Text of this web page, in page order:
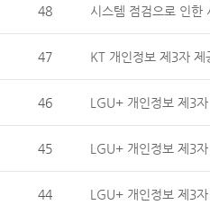
48 시스템 점검으로 인한
47 KT 개인정보 제3자 제
46 LGU+ 개인정보
45 LGU+ 개인정보 제3
44 LGU+ 개인정보